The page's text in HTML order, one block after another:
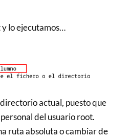
y lo ejecutamos…
actual, puesto que
del usuario root.
ruta absoluta o cambiar de